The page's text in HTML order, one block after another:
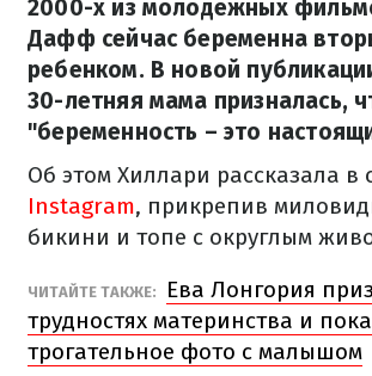
2000-х из молодежных
Дафф сейчас беременна
ребенком. В новой
30-летняя мама призналась,
"беременность – это
Об этом Хиллари рассказала в
Instagram, прикрепив
бикини и топе с округлым
ЧИТАЙТЕ ТАКЖЕ:
Ева Лонгория
трудностях материнства и
трогательное фото с малышом